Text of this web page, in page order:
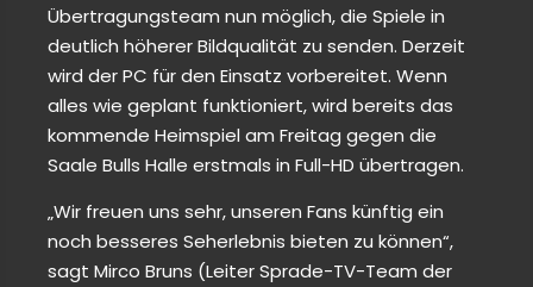
Übertragungsteam nun möglich, die Spiele in
deutlich höherer Bildqualität zu senden. Derzeit
wird der PC für den Einsatz vorbereitet. Wenn
alles wie geplant funktioniert, wird bereits das
kommende Heimspiel am Freitag gegen die
Saale Bulls Halle erstmals in Full-HD übertragen.
„Wir freuen uns sehr, unseren Fans künftig ein
noch besseres Seherlebnis bieten zu können“,
sagt Mirco Bruns (Leiter Sprade-TV-Team der